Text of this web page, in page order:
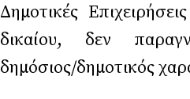
Δημοτικές
δικαίου, δεν
δημόσιος/δημοτικός